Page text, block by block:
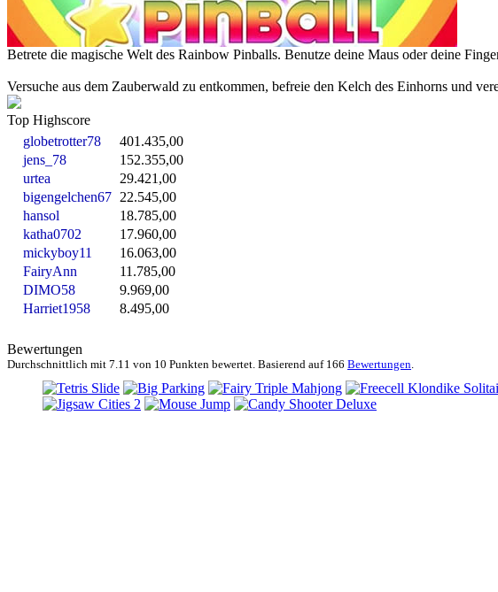
Betrete die magische Welt des Rainbow Pinballs. Benutze deine Maus oder deine
Versuche aus dem Zauberwald zu entkommen, befreie den Kelch des Einhorns und
Top Highscore
globetrotter78
401.435,00
jens_78
152.355,00
urtea
29.421,00
bigengelchen67 22.545,00
hansol
18.785,00
katha0702
17.960,00
mickyboy11
16.063,00
FairyAnn
11.785,00
DIMO58
9.969,00
Harriet1958
8.495,00
Bewertungen
Durchschnittlich mit 7.11 von 10 Punkten bewertet. Basierend auf 166 Bewertungen